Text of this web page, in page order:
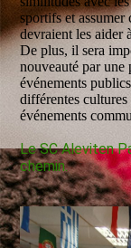
sportifs et assumer
devraient les aider
De plus, il sera
nouveauté par une
événements
différentes
événements
Le SC Aleviten
chemin.